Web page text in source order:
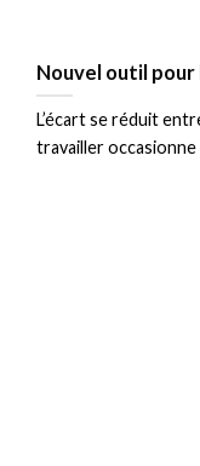
Nouvel outil pour
L’écart se réduit
travailler occasionne